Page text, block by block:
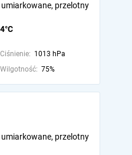
przelotny
Ciśnienie: 1013 hPa
Wilgotność: 75%
przelotny